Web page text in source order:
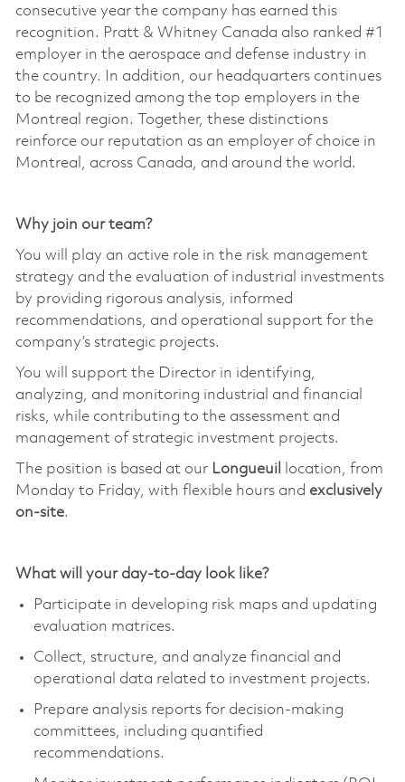
consecutive year the company has earned this
recognition. Pratt & Whitney Canada also ranked #1
employer in the aerospace and defense industry in
the country. In addition, our headquarters continues
to be recognized among the top employers in the
Montreal region. Together, these distinctions
reinforce our reputation as an employer of choice in
Montreal, across Canada, and around the world.
Why join our team?
You will play an active role in the risk management
strategy and the evaluation of industrial investments
by providing rigorous analysis, informed
recommendations, and operational support for the
company’s strategic projects.
You will support the Director in identifying,
analyzing, and monitoring industrial and financial
risks, while contributing to the assessment and
management of strategic investment projects.
The position is based at our Longueuil
location, from
Monday to Friday, with flexible hours and exclusively
on-site.
What will your day-to-day look like?
Participate in developing risk maps and updating
evaluation matrices.
Collect, structure, and analyze financial and
operational data related to investment projects.
Prepare analysis reports for decision-making
committees, including quantified
recommendations.